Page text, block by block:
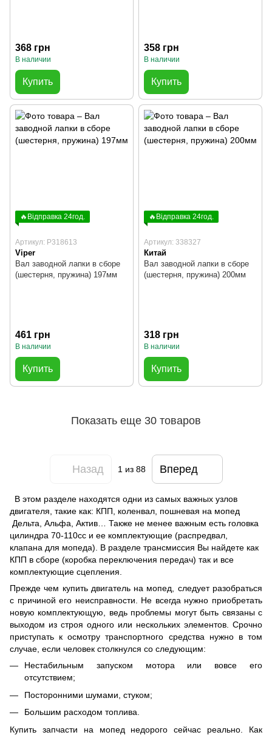
368 грн
В наличии
Купить
358 грн
В наличии
Купить
🔥Відправка 24год.
Артикул: P318613
Viper
Вал заводной лапки в сборе
(шестерня, пружина) 197мм
461 грн
В наличии
Купить
🔥Відправка 24год.
Артикул: 338327
Китай
Вал заводной лапки в сборе
(шестерня, пружина) 200мм
318 грн
В наличии
Купить
Показать еще 30 товаров
Назад 1из 88 Вперед
В этом разделе находятся одни из самых важных узлов
двигателя, такие как: КПП, коленвал, пошневая на мопед
Дельта, Альфа, Актив… Также не менее важным есть головка
цилиндра 70-110сс и ее комплектующие (распредвал,
клапана для мопеда). В разделе трансмиссия Вы найдете как
КПП в сборе (коробка переключения передач) так и все
комплектующие сцепления.
Прежде чем купить двигатель на мопед, следует разобраться
с причиной его неисправности. Не всегда нужно приобретать
новую комплектующую, ведь проблемы могут быть связаны с
выходом из строя одного или нескольких элементов. Срочно
приступать к осмотру транспортного средства нужно в том
случае, если человек столкнулся со следующим:
Нестабильным запуском мотора или вовсе его
отсутствием;
Посторонними шумами, стуком;
Большим расходом топлива.
Купить запчасти на мопед недорого сейчас реально. Как